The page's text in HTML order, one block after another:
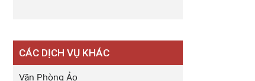
CÁC DỊCH VỤ KHÁC
Văn Phòng Ảo